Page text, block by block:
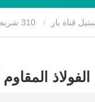
قناة بار